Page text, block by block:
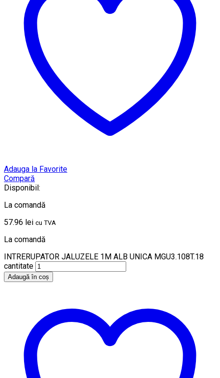
Adauga la Favorite
Compară
Disponibil:
La comandă
57.96 lei cu TVA
La comandă
INTRERUPATOR JALUZELE 1M ALB UNICA MGU3.108T.18
cantitate
Adaugă în coș